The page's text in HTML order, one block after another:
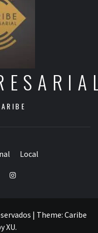
Local
Instagram
| Theme: Caribe
XU.